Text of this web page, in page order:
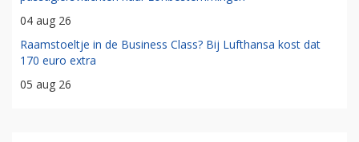
04 aug 26
Raamstoeltje in de Business Class? Bij Lufthansa kost dat
170 euro extra
05 aug 26